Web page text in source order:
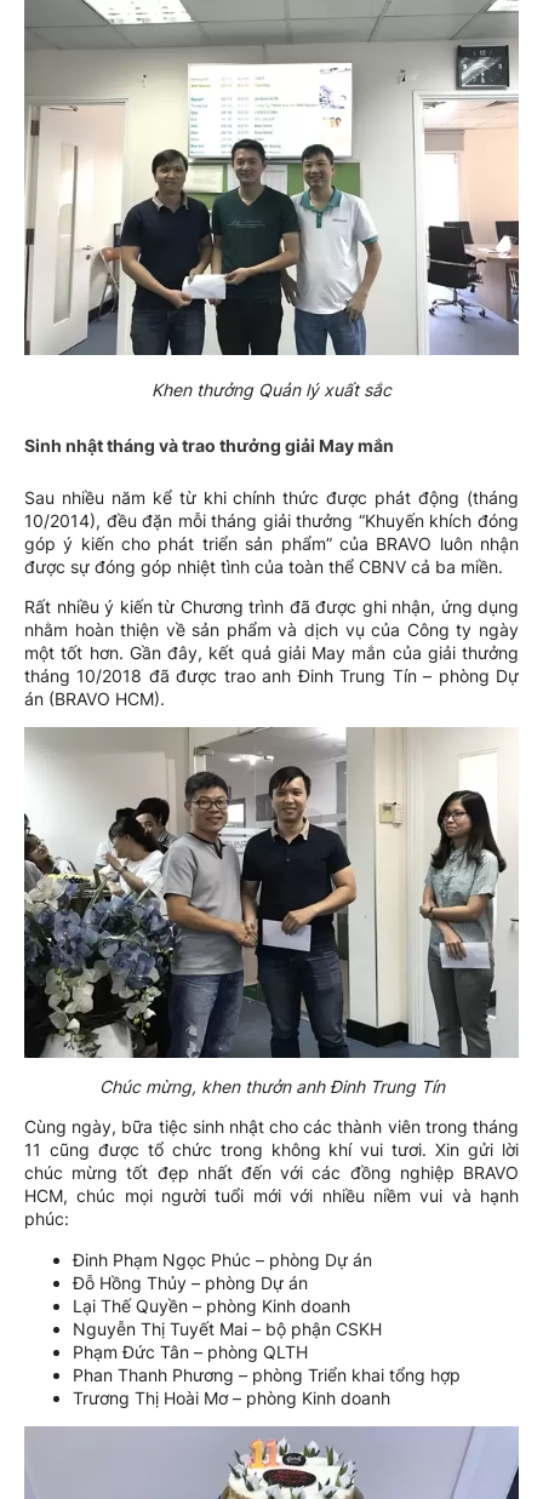
Khen thưởng Quản lý xuất sắc
Sinh nhật tháng và trao thưởng giải May mắn
Sau nhiều năm kể từ khi chính thức được phát động (tháng
10/2014), đều đặn mỗi tháng giải thưởng “Khuyến khích đóng
góp ý kiến cho phát triển sản phẩm” của BRAVO luôn nhận
được sự đóng góp nhiệt tình của toàn thể CBNV cả ba miền.
Rất nhiều ý kiến từ Chương trình đã được ghi nhận, ứng dụng
nhằm hoàn thiện về sản phẩm và dịch vụ của Công ty ngày
một tốt hơn. Gần đây, kết quả giải May mắn của giải thưởng
tháng 10/2018 đã được trao anh Đinh Trung Tín – phòng Dự
án (BRAVO HCM).
Chúc mừng, khen thưởn anh Đinh Trung Tín
Cùng ngày, bữa tiệc sinh nhật cho các thành viên trong tháng
11 cũng được tổ chức trong không khí vui tươi. Xin gửi lời
chúc mừng tốt đẹp nhất đến với các đồng nghiệp BRAVO
HCM, chúc mọi người tuổi mới với nhiều niềm vui và hạnh
phúc:
Đinh Phạm Ngọc Phúc – phòng Dự án
Đỗ Hồng Thủy – phòng Dự án
Lại Thế Quyền – phòng Kinh doanh
Nguyễn Thị Tuyết Mai – bộ phận CSKH
Phạm Đức Tân – phòng QLTH
Phan Thanh Phương – phòng Triển khai tổng hợp
Trương Thị Hoài Mơ – phòng Kinh doanh